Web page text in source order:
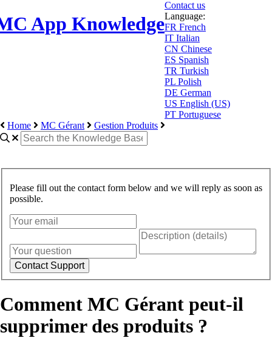
App Knowledge
Contact us
Language:
FR French
IT Italian
CN Chinese
ES Spanish
TR Turkish
PL Polish
DE German
US English (US)
PT Portuguese
Home
MC Gérant Gestion Produits
Please fill out the contact form below and we will reply as soon as
possible.
Comment MC Gérant peut-il
supprimer des produits ?